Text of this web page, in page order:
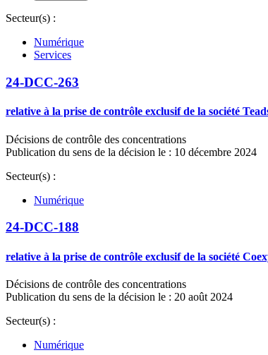
Secteur(s) :
Numérique
Services
24-DCC-263
relative à la prise de contrôle exclusif de la société
Décisions de contrôle des concentrations
Publication du sens de la décision le : 10 décembre 2024
Secteur(s) :
Numérique
24-DCC-188
relative à la prise de contrôle exclusif de la société
Décisions de contrôle des concentrations
Publication du sens de la décision le : 20 août 2024
Secteur(s) :
Numérique